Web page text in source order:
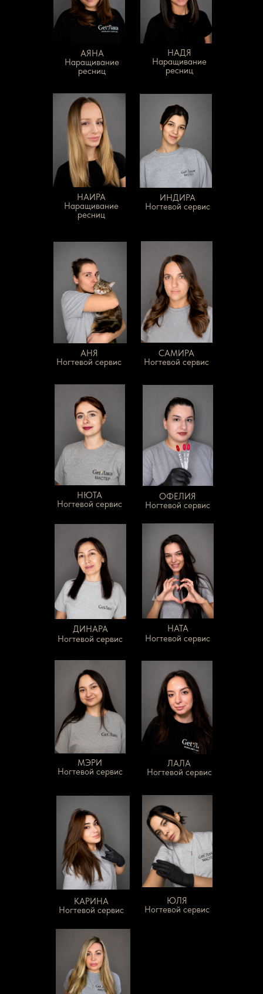
АЯНА
Наращивание
ресниц
НАДЯ
Наращивание
ресниц
НАИРА
Наращивание
ресниц
АНЯ
Ногтевой сервис
САМИРА
Ногтевой сервис
ИНДИРА
Ногтевой сервис
НЮТА
Ногтевой сервис
ДИНАРА
Ногтевой сервис
НАТА
Ногтевой сервис
ОФЕЛИЯ
Ногтевой сервис
МЭРИ
Ногтевой сервис
КАРИНА
Ногтевой сервис
ЮЛЯ
Ногтевой сервис
ЛАЛА
Ногтевой сервис